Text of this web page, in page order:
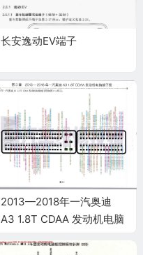
长安逸动EV端子
2013—2018年一汽奥迪
A3 1.8T CDAA 发动机电脑